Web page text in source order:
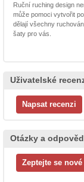
Ruční ruching design
může pomoci vytvořit
dělají všechny
šaty pro vás.
Uživatelské
Otázky a